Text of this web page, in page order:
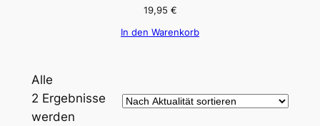
19,95 €
In den Warenkorb
Alle
2 Ergebnisse
werden